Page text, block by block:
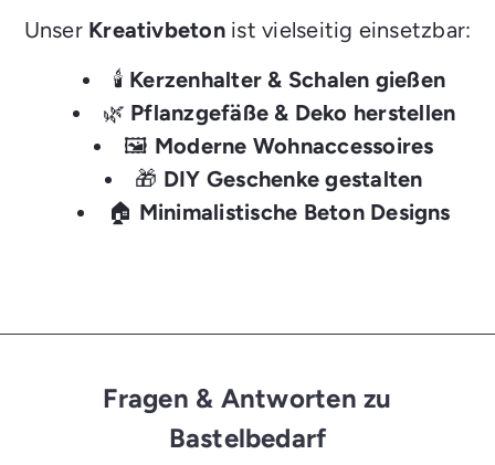
Unser Kreativbetonist vielseitig einsetzbar:
🕯️ Kerzenhalter & Schalen gießen
🌿 Pflanzgefäße & Deko herstellen
🖼️ Moderne Wohnaccessoires
🎁 DIY Geschenke gestalten
🏠 Minimalistische Beton Designs
Fragen & Antworten zu
Bastelbedarf